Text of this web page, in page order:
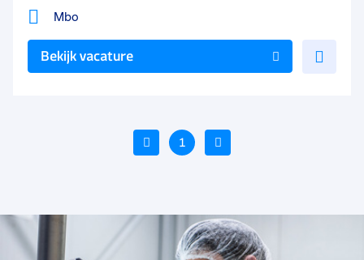
Mbo
Bekijk vacature
Vorige
1
Voeg
Voeg